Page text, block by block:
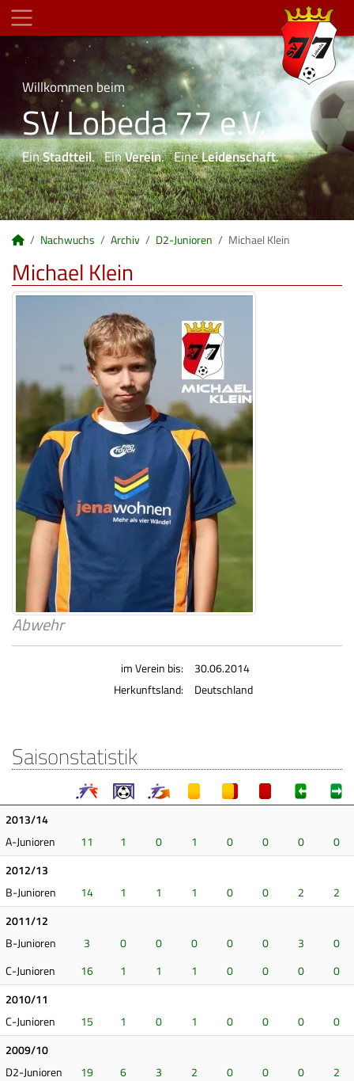
Willkommen beim
SV Lobeda 77 e.V.
EinStadtteil. EinVerein. EineLeidenschaft.
Nachwuchs Archiv D2-Junioren Michael Klein
Michael Klein
Abwehr
im Verein bis:
30.06.2014
Herkunftsland:
Deutschland
Saisonstatistik
2013/14
A-Junioren
11 1 0 1 0 0 0
0
2012/13
B-Junioren
14 1 1 1 0 0 2
2
2011/12
B-Junioren
3 0 0 0 0 0 3
0
C-Junioren
16 1 1 1 0 0 0
0
2010/11
C-Junioren
15 1 0 1 0 0 0
0
2009/10
D2-Junioren
19 6 3 2 0 0 0
2